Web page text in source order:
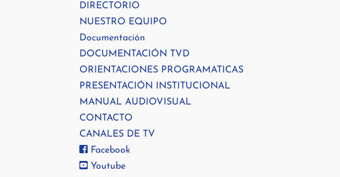
DIRECTORIO
NUESTRO EQUIPO
Documentación
DOCUMENTACIÓN TVD
ORIENTACIONES PROGRAMATICAS
PRESENTACIÓN INSTITUCIONAL
MANUAL AUDIOVISUAL
CONTACTO
CANALES DE TV
Facebook
Youtube